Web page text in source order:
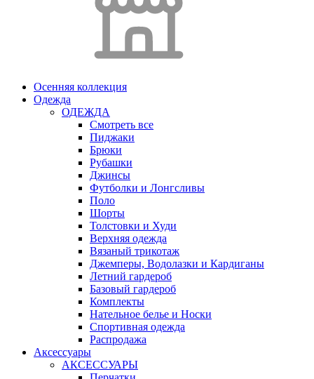
Осенняя коллекция
Одежда
ОДЕЖДА
Смотреть все
Пиджаки
Брюки
Рубашки
Джинсы
Футболки и Лонгсливы
Поло
Шорты
Толстовки и Худи
Верхняя одежда
Вязаный трикотаж
Джемперы, Водолазки и Кардиганы
Летний гардероб
Базовый гардероб
Комплекты
Нательное белье и Носки
Спортивная одежда
Распродажа
Аксессуары
АКСЕССУАРЫ